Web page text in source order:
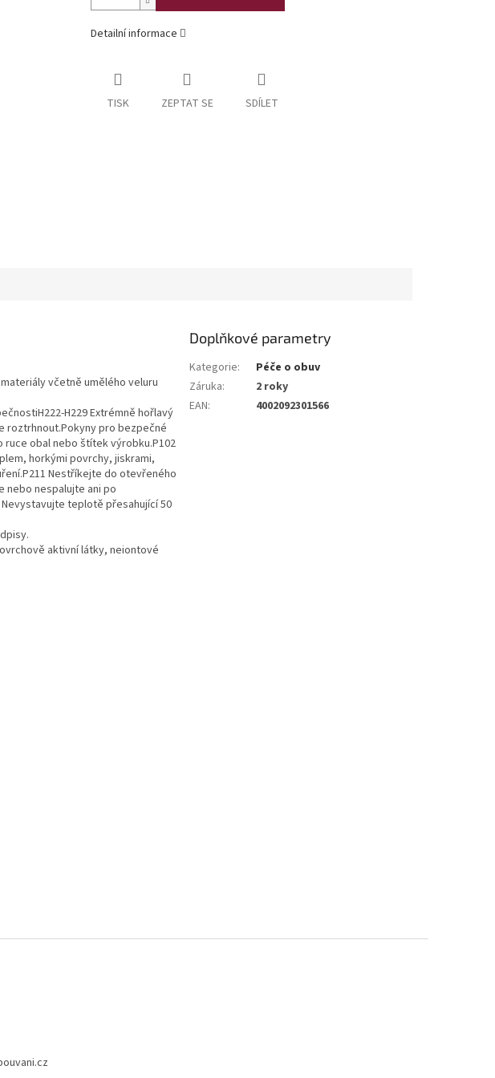
Detailní informace
TISK ZEPTAT SE SDÍLET
včetně umělého veluru
H229 Extrémně hořlavý
roztrhnout.Pokyny pro bezpečné
ruce obal nebo štítek výrobku.P102
horkými povrchy, jiskrami,
Nestříkejte do otevřeného
nebo nespalujte ani po
teplotě přesahující 50
aktivní látky, neiontové
Doplňkové parametry
Kategorie:
Péče o obuv
Záruka:
2 roky
EAN: 4002092301566